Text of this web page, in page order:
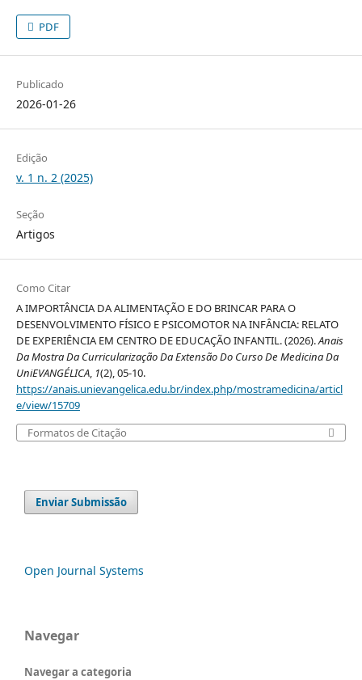
PDF
Publicado
2026-01-26
Edição
v. 1 n. 2 (2025)
Seção
Artigos
Como Citar
A IMPORTÂNCIA DA ALIMENTAÇÃO E DO BRINCAR PARA O
DESENVOLVIMENTO FÍSICO E PSICOMOTOR NA INFÂNCIA: RELATO
DE EXPERIÊNCIA EM CENTRO DE EDUCAÇÃO INFANTIL. (2026).Anais
Da Mostra Da Curricularização Da Extensão Do Curso De Medicina Da
UniEVANGÉLICA, 1(2), 05-10.
https://anais.unievangelica.edu.br/index.php/mostramedicina/articl
e/view/15709
Formatos de Citação
Enviar Submissão
Open Journal Systems
Navegar
Navegar a categoria